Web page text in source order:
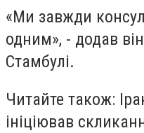
«Ми завжди
одним», - додав
Стамбулі.
Читайте також:
ініціював